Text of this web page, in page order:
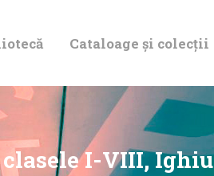
Cataloage și colecții
I-VIII, Ighiu
ȘI